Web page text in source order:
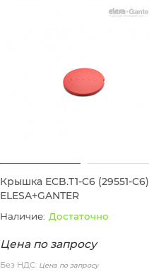
Крышка ECB.T1-C6 (29551-C6)
ELESA+GANTER
Достаточно
Цена по запросу
Без НДС: Цена по запросу